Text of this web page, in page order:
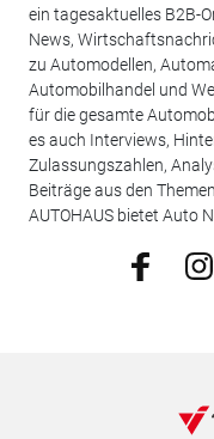
ein tagesaktuelles B2B-
News,
zu Automodellen,
Automobilhandel und
für die gesamte
es auch Interviews,
Zulassungszahlen,
Beiträge aus den
AUTOHAUS bietet Auto